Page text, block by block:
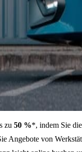
zu 50 %*, indem Sie
Angebote von